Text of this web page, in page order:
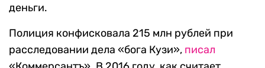
деньги.
Полиция конфисковала 215 млн рублей при
расследовании дела «бога Кузи», писал